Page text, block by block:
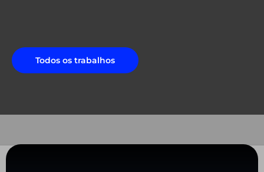
Todos os trabalhos